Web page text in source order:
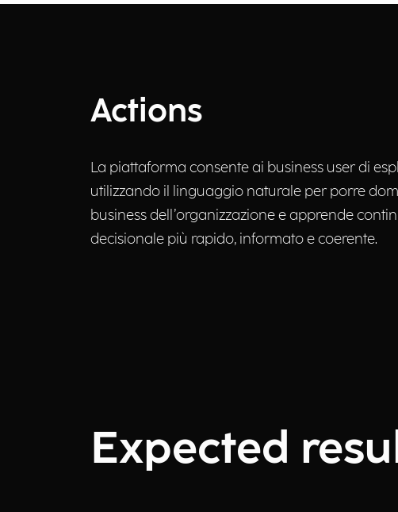
Actions
La piattaforma consente ai business user di
utilizzando il linguaggio naturale per porre
business dell’organizzazione e apprende
decisionale più rapido, informato e coerente.
Expected